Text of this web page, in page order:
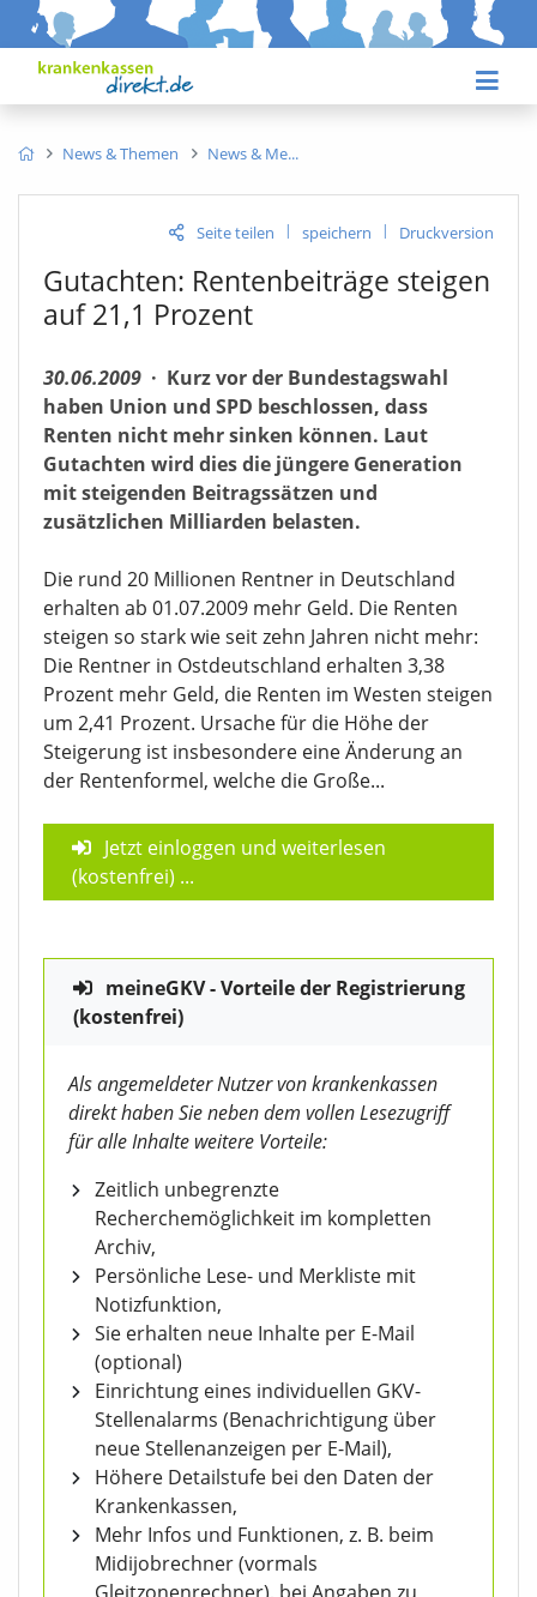
News & Themen News & Me
Seite teilen | speichern | Druckversion
Gutachten: Rentenbeiträge steigen
auf 21,1 Prozent
30.06.2009 · Kurz vor der Bundestagswahl
haben Union und SPD beschlossen, dass
Renten nicht mehr sinken können. Laut
Gutachten wird dies die jüngere Generation
mit steigenden Beitragssätzen und
zusätzlichen Milliarden belasten.
Die rund 20 Millionen Rentner in Deutschland
erhalten ab 01.07.2009 mehr Geld. Die Renten
steigen so stark wie seit zehn Jahren nicht mehr:
Die Rentner in Ostdeutschland erhalten 3,38
Prozent mehr Geld, die Renten im Westen steigen
um 2,41 Prozent. Ursache für die Höhe der
Steigerung ist insbesondere eine Änderung an
der Rentenformel, welche die Große...
Jetzt einloggen und weiterlesen
(kostenfrei) ...
meineGKV - Vorteile der Registrierung
(kostenfrei)
Als angemeldeter Nutzer von krankenkassen
direkt haben Sie neben dem vollen Lesezugriff
für alle Inhalte weitere Vorteile:
Zeitlich unbegrenzte
Recherchemöglichkeit im kompletten
Archiv,
Persönliche Lese- und Merkliste mit
Notizfunktion,
Sie erhalten neue Inhalte per E-Mail
(optional)
Einrichtung eines individuellen GKV-
Stellenalarms (Benachrichtigung über
neue Stellenanzeigen per E-Mail),
Höhere Detailstufe bei den Daten der
Krankenkassen,
Mehr Infos und Funktionen, z. B. beim
Midijobrechner (vormals